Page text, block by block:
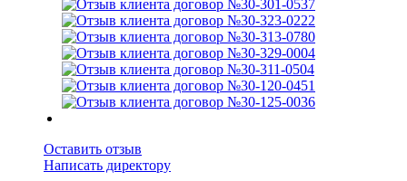
Оставить отзыв
Написать директору